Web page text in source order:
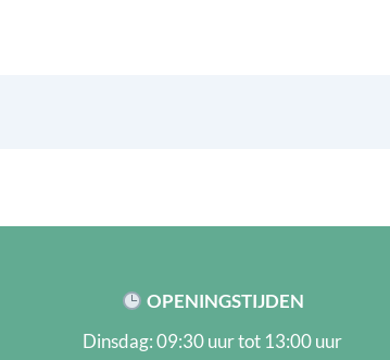
OPENINGSTIJDEN
Dinsdag: 09:30 uur tot 13:00 uur